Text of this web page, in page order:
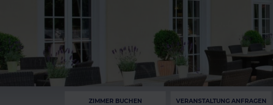
ZIMMER BUCHEN VERANSTALTUNG ANFRAGEN